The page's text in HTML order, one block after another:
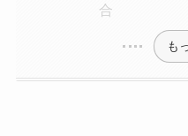
合
も